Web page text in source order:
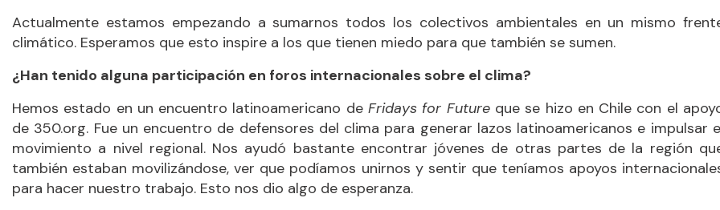
Actualmente estamos empezando a sumarnos todos los colectivos ambientales en un mismo
climático. Esperamos que esto inspire a los que tienen miedo para que también se sumen.
¿Han tenido alguna participación en foros internacionales sobre el clima?
Hemos estado en un encuentro latinoamericano deFridays for Futureque se hizo en Chile con el
de 350.org. Fue un encuentro de defensores del clima para generar lazos latinoamericanos e impulsar
movimiento a nivel regional. Nos ayudó bastante encontrar jóvenes de otras partes de la región
también estaban movilizándose, ver que podíamos unirnos y sentir que teníamos apoyos
para hacer nuestro trabajo. Esto nos dio algo de esperanza.